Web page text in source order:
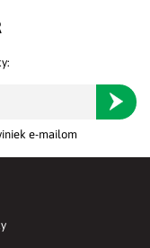
e-mailom